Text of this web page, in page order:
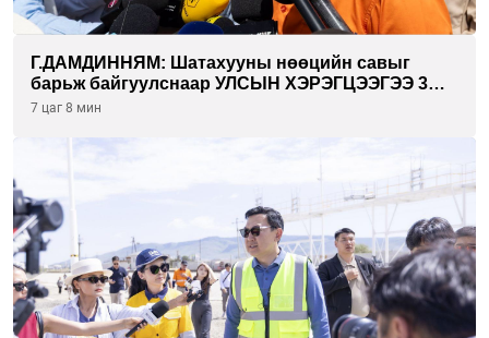
Г.ДАМДИННЯМ: Шатахууны нөөцийн савыг
барьж байгуулснаар УЛСЫН ХЭРЭГЦЭЭГЭЭ 3
САРААР НӨӨЦЛӨДӨГ болно
7 цаг 8 мин